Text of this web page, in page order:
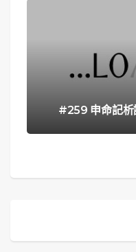
#259 申命記析